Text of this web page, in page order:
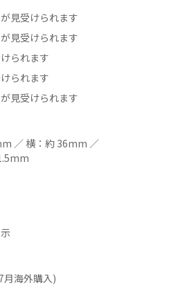
見受けられます
見受けられます
られます
られます
見受けられます
／ 横：約 36mm ／
月海外購入)